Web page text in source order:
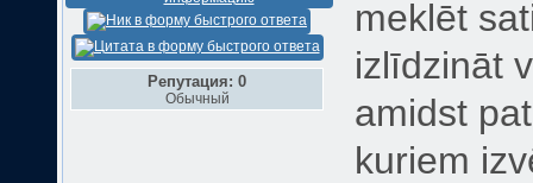
Репутация: 0
Обычный
meklēt
izlīdzināt
amidst
kuriem